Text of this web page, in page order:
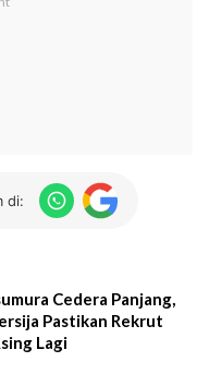
di:
Cedera Panjang,
Pastikan Rekrut
Lagi